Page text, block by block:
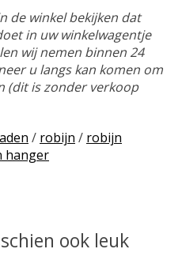
de winkel bekijken dat
in uw winkelwagentje
wij nemen binnen 24
u langs kan komen om
(dit is zonder verkoop
/ robijn / robijn
hanger
ook leuk